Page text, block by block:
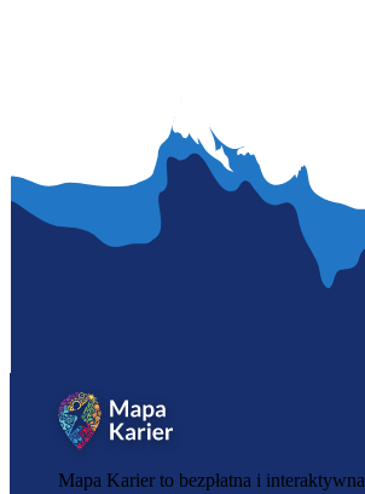
Mapa Karier to bezpłatna i interaktywna